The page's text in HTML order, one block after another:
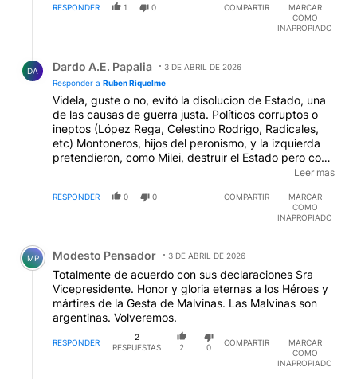
se encargaba de armar guerrillas en Irán y se sacaba
de encima al Sha. El Irán Contra salió a la luz en 1985.
marxistoides.
RESPONDER 1 0 COMPARTIR
MARCAR
COMO
INAPROPIADO
DA Dardo A.E. Papalia
3 DE ABRIL DE 2026
Responder a Ruben Riquelme
Videla, guste o no, evitó la disolucion de Estado, una
de las causas de guerra justa. Políticos corruptos o
ineptos (López Rega, Celestino Rodrigo, Radicales,
etc) Montoneros, hijos del peronismo, y la izquierda
pretendieron, como Milei, destruir el Estado pero con
las armas para imponer la Patria Socialista a través de
métodos de Videla con el de franceses en Argelia o
desgracia que vivimos por vivir con una historia
mentirosa desde la "independencia" .
Leer mas
RESPONDER 0 0 COMPARTIR
MARCAR
COMO
INAPROPIADO
Comentario de Modesto Pensador.
MP Modesto Pensador 3 DE ABRIL DE 2026
Totalmente de acuerdo con sus declaraciones Sra
Vicepresidente. Honor y gloria eternas a los Héroes y
mártires de la Gesta de Malvinas. Las Malvinas son
argentinas. Volveremos.
RESPONDER
2
RESPUESTAS
2 0
COMPARTIR
MARCAR
COMO
INAPROPIADO